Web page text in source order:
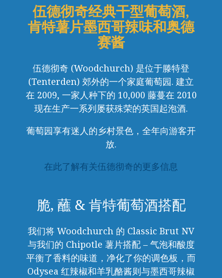
伍德彻奇经典干型葡萄酒,
肯特薯片墨西哥辣味和奥德
赛酱
伍德彻奇 (Woodchurch) 是位于滕特登
(Tenterden) 郊外的一个家庭葡萄园. 建立
在 2009, 一家人种下的 10,000 藤蔓在 2010
现在生产一系列屡获殊荣的英国起泡酒.
葡萄园享有迷人的乡村景色，全年向游客开
放.
在此了解有关伍德彻奇的更多信息
脆, 蘸 & 肯特葡萄酒搭配
我们将 Woodchurch 的 Classic Brut NV
与我们的 Chipotle 薯片搭配 – 气泡和酸度
平衡了香料的味道，净化了你的调色板，而
Odysea 红辣椒和羊乳酪酱则与墨西哥辣椒